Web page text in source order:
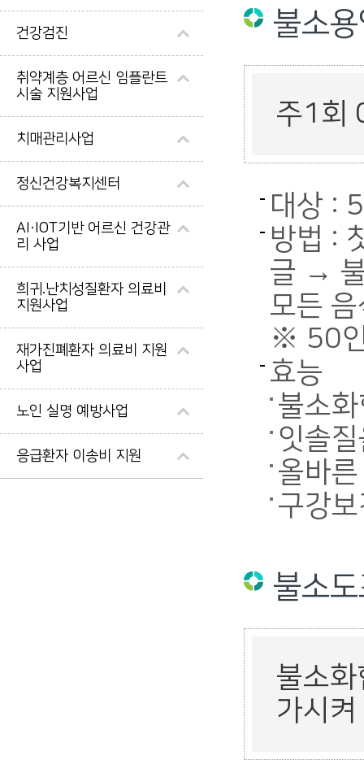
건강검진
취약계층 어르신 임플란트
시술 지원사업
치매관리사업
정신건강복지센터
AI·IOT기반 어르신 건강관
리 사업
희귀.난치성질환자 의료비
지원사업
재가진폐환자 의료비 지원
사업
노인 실명 예방사업
응급환자 이송비 지원
불소
주1회
대상 :
방법 :
글 →
모든
※ 50인
효능
불소
잇솔
올바
구강
불소
불소
가시